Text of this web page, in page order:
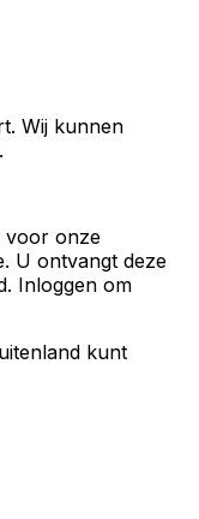
Wij kunnen
voor onze
U ontvangt deze
Inloggen om
kunt